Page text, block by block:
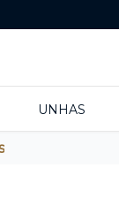
UNHAS